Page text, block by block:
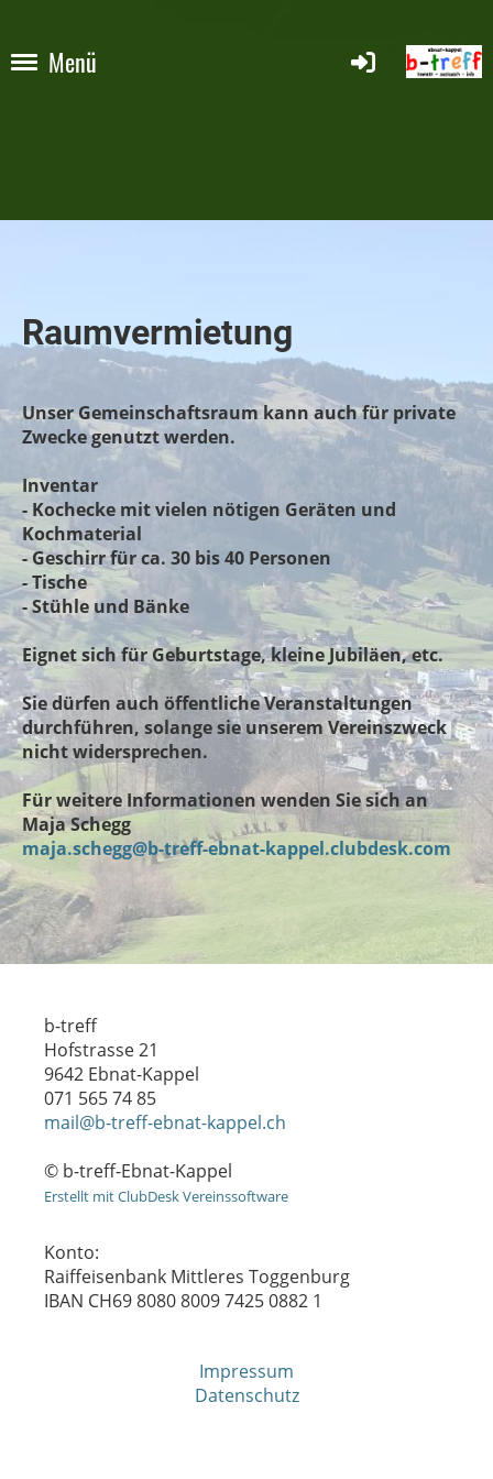
Menü
Raumvermietung
Unser Gemeinschaftsraum kann auch für private
Zwecke genutzt werden.
Inventar
- Kochecke mit vielen nötigen Geräten und
Kochmaterial
- Geschirr für ca. 30 bis 40 Personen
- Tische
- Stühle und Bänke
Eignet sich für Geburtstage, kleine Jubiläen, etc.
Sie dürfen auch öffentliche Veranstaltungen
durchführen, solange sie unserem Vereinszweck
nicht widersprechen.
Für weitere Informationen wenden Sie sich an
Maja Schegg
maja.schegg@b-treff-ebnat-kappel.clubdesk.com
b-treff
Hofstrasse 21
9642 Ebnat-Kappel
071 565 74 85
mail@b-treff-ebnat-kappel.ch
© b-treff-Ebnat-Kappel
Erstellt mit ClubDesk Vereinssoftware
Konto:
Raiffeisenbank Mittleres Toggenburg
IBAN CH69 8080 8009 7425 0882 1
Impressum
Datenschutz